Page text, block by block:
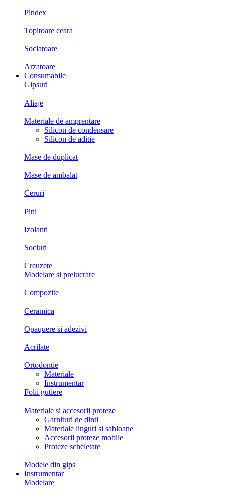
Pindex
Topitoare ceara
Soclatoare
Arzatoare
Consumabile
Gipsuri
Aliaje
Materiale de amprentare
Silicon de condensare
Silicon de aditie
Mase de duplicat
Mase de ambalat
Ceruri
Pini
Izolanti
Socluri
Creuzete
Modelare si prelucrare
Compozite
Ceramica
Opaquere si adezivi
Acrilate
Ortodontie
Materiale
Instrumentar
Folii gutiere
Materiale si accesorii proteze
Garnituri de dinti
Materiale linguri si sabloane
Accesorii proteze mobile
Proteze scheletate
Modele din gips
Instrumentar
Modelare